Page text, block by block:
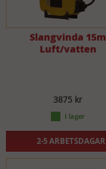
Slangvinda 15m
Luft/vatten
3875 kr
2-5 ARBETSDAGAR